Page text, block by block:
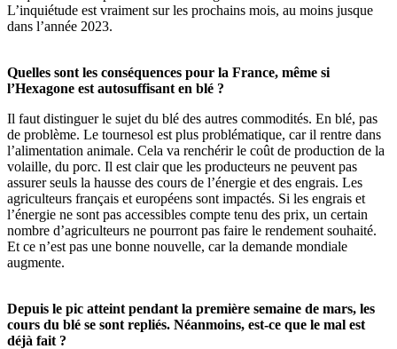
L’inquiétude est vraiment sur les prochains mois, au moins jusque
dans l’année 2023.
Quelles sont les conséquences pour la France, même si
l’Hexagone est autosuffisant en blé ?
Il faut distinguer le sujet du blé des autres commodités. En blé, pas
de problème. Le tournesol est plus problématique, car il rentre dans
l’alimentation animale. Cela va renchérir le coût de production de la
volaille, du porc. Il est clair que les producteurs ne peuvent pas
assurer seuls la hausse des cours de l’énergie et des engrais. Les
agriculteurs français et européens sont impactés. Si les engrais et
l’énergie ne sont pas accessibles compte tenu des prix, un certain
nombre d’agriculteurs ne pourront pas faire le rendement souhaité.
Et ce n’est pas une bonne nouvelle, car la demande mondiale
augmente.
Depuis le pic atteint pendant la première semaine de mars, les
cours du blé se sont repliés. Néanmoins, est-ce que le mal est
déjà fait ?